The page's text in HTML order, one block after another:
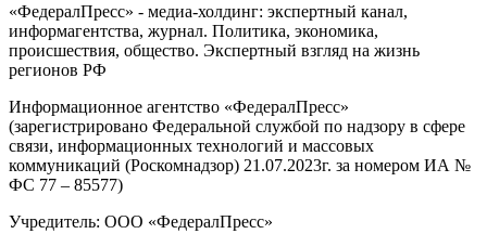
«ФедералПресс» - медиа-холдинг: экспертный канал,
информагентства, журнал. Политика, экономика,
происшествия, общество. Экспертный взгляд на жизнь
регионов РФ
Информационное агентство «ФедералПресс»
(зарегистрировано Федеральной службой по надзору в сфере
связи, информационных технологий и массовых
коммуникаций (Роскомнадзор) 21.07.2023г. за номером ИА №
ФС 77 – 85577)
Учредитель: ООО «ФедералПресс»